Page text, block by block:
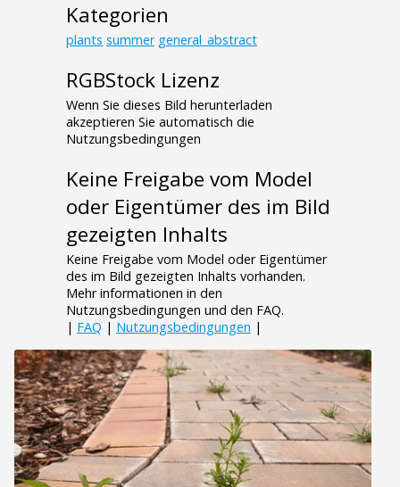
Kategorien
plants summer general_abstract
RGBStock Lizenz
Wenn Sie dieses Bild herunterladen
akzeptieren Sie automatisch die
Nutzungsbedingungen
Keine Freigabe vom Model
oder Eigentümer des im Bild
gezeigten Inhalts
Keine Freigabe vom Model oder Eigentümer
des im Bild gezeigten Inhalts vorhanden.
Mehr informationen in den
Nutzungsbedingungen und den FAQ.
| FAQ | Nutzungsbedingungen |